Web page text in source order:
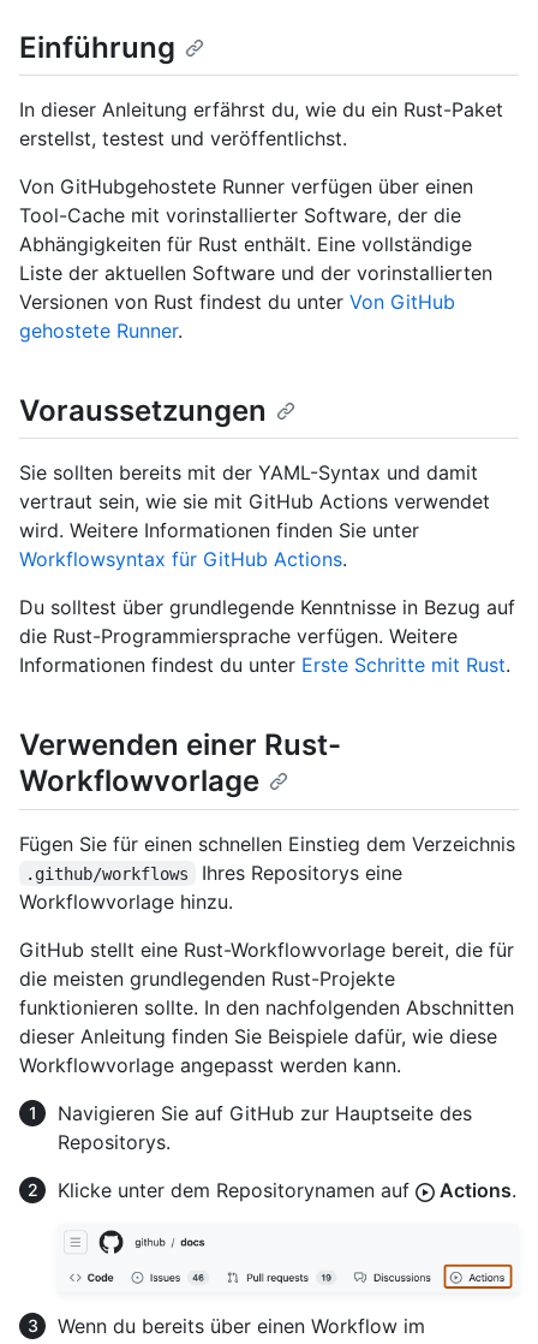
Einführung
In dieser Anleitung erfährst du, wie du ein Rust-Paket
erstellst, testest und veröffentlichst.
Von GitHubgehostete Runner verfügen über einen
Tool-Cache mit vorinstallierter Software, der die
Abhängigkeiten für Rust enthält. Eine vollständige
Liste der aktuellen Software und der vorinstallierten
Versionen von Rust findest du unter Von GitHub
gehostete Runner.
Voraussetzungen
Sie sollten bereits mit der YAML-Syntax und damit
vertraut sein, wie sie mit GitHub Actions verwendet
wird. Weitere Informationen finden Sie unter
Workflowsyntax für GitHub Actions.
Du solltest über grundlegende Kenntnisse in Bezug auf
die Rust-Programmiersprache verfügen. Weitere
Informationen findest du unter Erste Schritte mit Rust.
Verwenden einer Rust-
Workflowvorlage
Fügen Sie für einen schnellen Einstieg dem Verzeichnis
.github/workflows
Ihres Repositorys eine
Workflowvorlage hinzu.
GitHub stellt eine Rust-Workflowvorlage bereit, die für
die meisten grundlegenden Rust-Projekte
funktionieren sollte. In den nachfolgenden Abschnitten
dieser Anleitung finden Sie Beispiele dafür, wie diese
Workflowvorlage angepasst werden kann.
Navigieren Sie auf GitHub zur Hauptseite des
Repositorys.
Klicke unter dem Repositorynamen auf
Actions.
Wenn du bereits über einen Workflow im